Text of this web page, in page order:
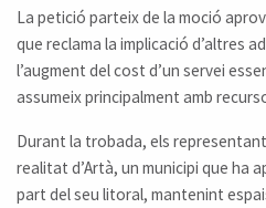
La petició parteix de la moció
que reclama la implicació d’altres
l’augment del cost d’un servei
assumeix principalment amb
Durant la trobada, els
realitat d’Artà, un municipi que ha
part del seu litoral, mantenint